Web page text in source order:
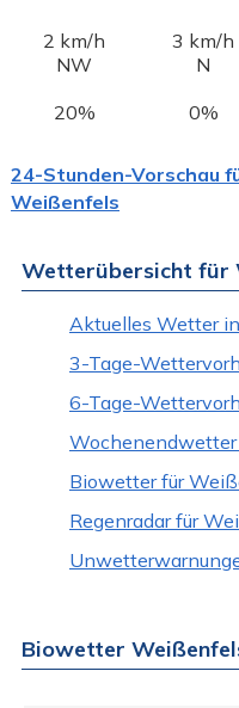
2 km/h
NW
3 km/h
N
20%
0%
24-Stunden-Vorschau
Weißenfels
Wetterübersicht für
Aktuelles Wetter
3-Tage-
6-Tage-
Biowetter für
Regenradar für
Biowetter